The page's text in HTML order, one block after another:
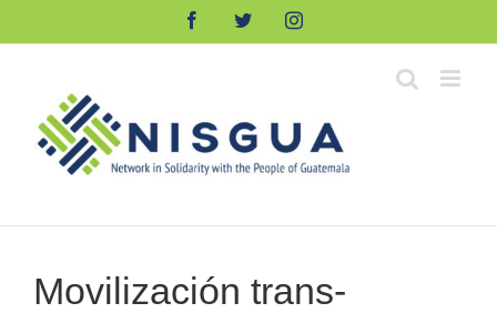
FacebookTwitterInstagram
Movilización trans-